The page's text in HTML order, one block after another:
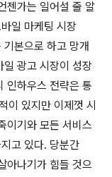
젠가는 일어설 줄 알
일 마케팅 시장
본으로 하고 망개
일 광고 시장이 성장
인하우스 전략은 통
이 있지만 이제껏 시
이기와 모든 서비스
고 있다. 당분간
아나기가 힘들 것으